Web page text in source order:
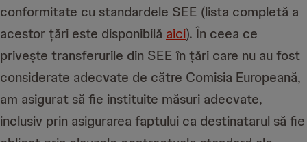
conformitate cu standardele SEE (lista completă a
acestor țări este disponibilă aici). În ceea ce
privește transferurile din SEE în țări care nu au fost
considerate adecvate de către Comisia Europeană,
am asigurat să fie instituite măsuri adecvate,
inclusiv prin asigurarea faptului ca destinatarul să fie